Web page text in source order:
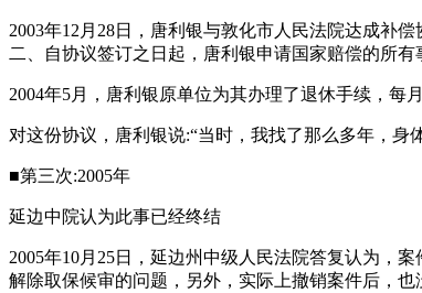
2003年12月28日，唐利银与敦化市人民法院达成补
二、自协议签订之日起，唐利银申请国家赔偿的所
2004年5月，唐利银原单位为其办理了退休手续，每
对这份协议，唐利银说:“当时，我找了那么多年，
■第三次:2005年
延边中院认为此事已经终结
2005年10月25日，延边州中级人民法院答复认为，
解除取保候审的问题，另外，实际上撤销案件后，